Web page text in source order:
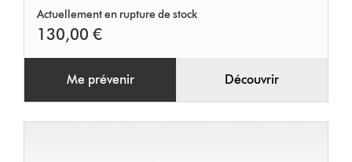
chaud
Actuellement en rupture de stock
130,00 €
Me prévenir Découvrir